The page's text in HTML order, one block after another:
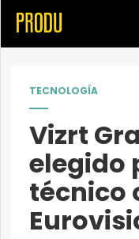
TECNOLOGÍA
Vizrt
elegido
técnico